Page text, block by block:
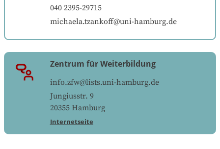
040 2395-29715
michaela.tzankoff@uni-hamburg.de
Zentrum für Weiterbildung
info.zfw@lists.uni-hamburg.de
Jungiusstr. 9
20355 Hamburg
Internetseite